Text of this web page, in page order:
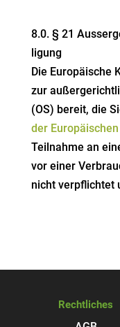
8.0. § 21
ligung
Die Europäische
zur
(OS) bereit, die
der
Teilnahme an
vor einer
nicht verpflichtet
Rechtliches